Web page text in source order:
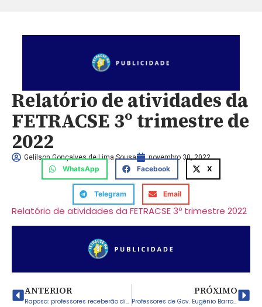
Relatório de atividades da
FETRACSE 3º trimestre de
2022
Gelilson Gonçalves de Lima Sousa novembro 30, 2022
WhatsApp Facebook X
Telegram Email
Relatório de atividades da FETRACSE 3º trimestre 2022
ANTERIOR
Raposa: professores receberão dinheiro dos precatórios do FUNDEF em acordo firmado entre entidades e prefeito municipal
PRÓXIMO
Professores de Gov. Eugênio Barros se fortalecem na luta pelos precatórios do FUNDEF